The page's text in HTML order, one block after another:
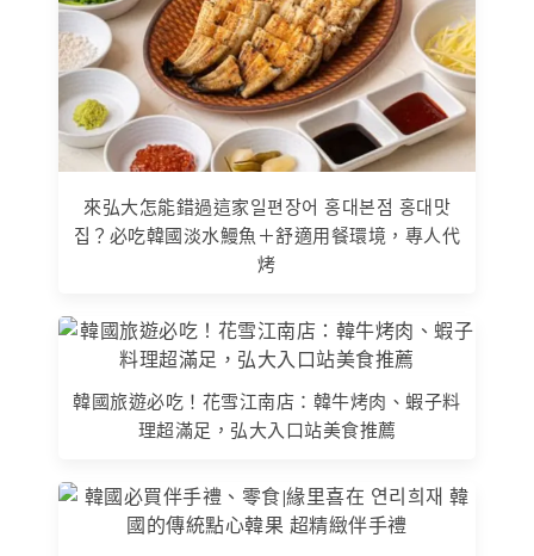
來弘大怎能錯過這家일편장어 홍대본점 홍대맛
집？必吃韓國淡水鰻魚＋舒適用餐環境，專人代
烤
韓國旅遊必吃！花雪江南店：韓牛烤肉、蝦子料
理超滿足，弘大入口站美食推薦